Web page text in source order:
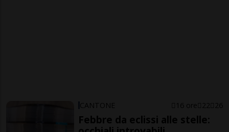
CANTONE 16 ore 22 26
Febbre da eclissi alle stelle: